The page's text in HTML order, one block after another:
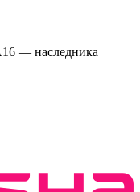
— наследника